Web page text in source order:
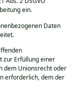
ein.
Daten
zur Erfüllung einer
dem Unionsrecht oder
erforderlich, dem der